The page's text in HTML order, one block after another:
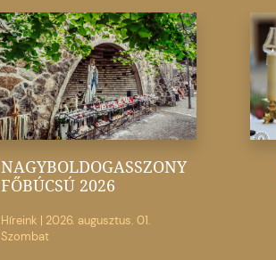
NAGYBOLDOGASSZONY
FŐBÚCSÚ 2026
Híreink | 2026. augusztus. 01.
Szombat